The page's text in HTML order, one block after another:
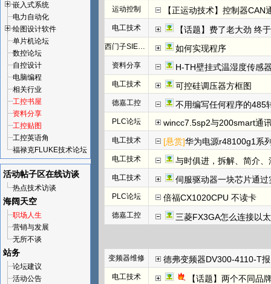
嵌入式系统
电力自动化
绘图设计软件
单片机论坛
数控论坛
自控设计
电脑编程
相关行业
工控书屋
资料分享
工控贴图
工控英语角
福禄克FLUKE技术论坛
活动帖子区在线访谈
热点技术访谈
海阔天空
职场人生
营销与发展
无所不谈
站务
论坛建议
活动公告
运动控制 【正运动技术】控制器
电工技术 【话题】费了老大劲 终于
西门子SIEMENS 如何实现程序
资料分享 H-TH壁挂式温湿度传感
电工技术 可控硅调压器方框图
德嘉工控 不用编写任何程序的485
PLC论坛 wincc7.5sp2与200smart通
电工技术 [悬赏]华为电源r48100g1系
电工技术 与时俱进，拆解、简介
电工技术 伺服驱动器一块芯片通
PLC论坛 倍福CX1020CPU 不读卡
德嘉工控 三菱FX3GA怎么连接以
变频器维修 德弗变频器DV300-4110-T报NFF故
电工技术 【话题】两个不同品